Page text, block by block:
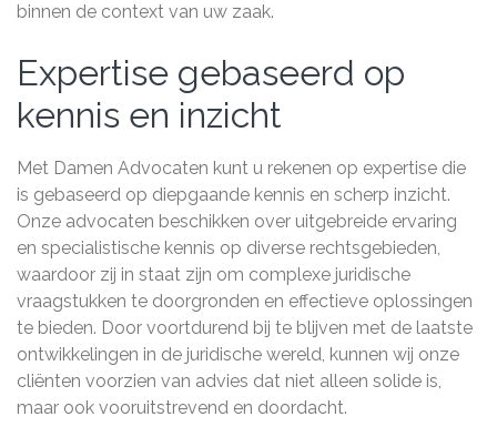
binnen de context van uw zaak.
Expertise gebaseerd op
kennis en inzicht
Met Damen Advocaten kunt u rekenen op expertise die
is gebaseerd op diepgaande kennis en scherp inzicht.
Onze advocaten beschikken over uitgebreide ervaring
en specialistische kennis op diverse rechtsgebieden,
waardoor zij in staat zijn om complexe juridische
vraagstukken te doorgronden en effectieve oplossingen
te bieden. Door voortdurend bij te blijven met de laatste
ontwikkelingen in de juridische wereld, kunnen wij onze
cliënten voorzien van advies dat niet alleen solide is,
maar ook vooruitstrevend en doordacht.